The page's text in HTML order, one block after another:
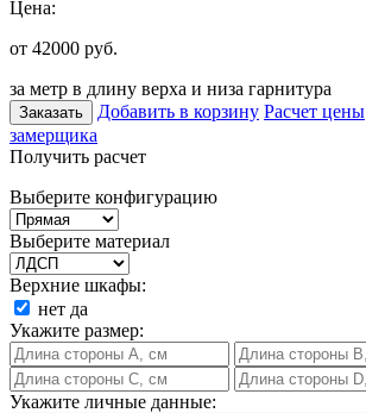
Цена:
от 42000 руб.
за метр в длину верха и низа гарнитура
Заказать Добавить в корзину Расчет цены
замерщика
Получить расчет
Выберите конфигурацию
Выберите материал
Верхние шкафы:
нет да
Укажите размер:
Укажите личные данные: